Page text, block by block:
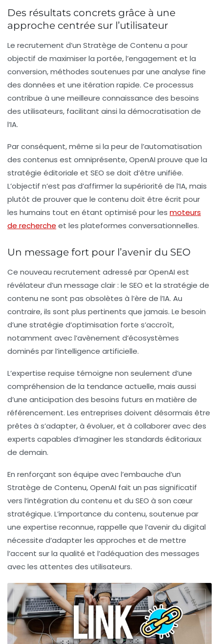
Des résultats concrets grâce à une
approche centrée sur l’utilisateur
Le recrutement d’un Stratège de Contenu a pour
objectif de maximiser la portée, l’engagement et la
conversion, méthodes soutenues par une analyse fine
des données et une itération rapide. Ce processus
contribue à une meilleure connaissance des besoins
des utilisateurs, facilitant ainsi la démocratisation de
l’IA.
Par conséquent, même si la peur de l’automatisation
des contenus est omniprésente, OpenAI prouve que la
stratégie éditoriale et SEO se doit d’être unifiée.
L’objectif n’est pas d’affirmer la supériorité de l’IA, mais
plutôt de prouver que le contenu doit être écrit pour
les humains tout en étant optimisé pour les moteurs
de recherche et les plateformes conversationnelles.
Un message fort pour l’avenir du SEO
Ce nouveau recrutement adressé par OpenAI est
révélateur d’un message clair : le SEO et la stratégie de
contenu ne sont pas obsolètes à l’ère de l’IA. Au
contraire, ils sont plus pertinents que jamais. Le besoin
d’une stratégie d’optimisation forte s’accroît,
notamment avec l’avènement d’écosystèmes
dominés par l’intelligence artificielle.
L’expertise requise témoigne non seulement d’une
compréhension de la tendance actuelle, mais aussi
d’une anticipation des besoins futurs en matière de
référencement. Les entreprises doivent désormais être
prêtes à s’adapter, à évoluer, et à collaborer avec des
experts capables d’imaginer les standards éditoriaux
de demain.
En renforçant son équipe avec l’embauche d’un
Stratège de Contenu, OpenAI fait un pas significatif
vers l’intégration du contenu et du SEO à son cœur
stratégique. L’importance du contenu, soutenue par
une expertise reconnue, rappelle que l’avenir du digital
nécessite d’adapter les approches et de mettre
l’accent sur la qualité et l’adéquation des messages
avec les attentes des utilisateurs.